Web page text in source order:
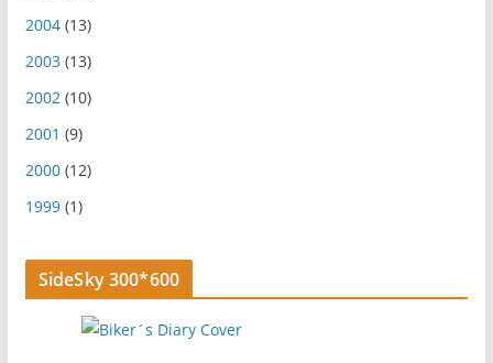
2004(13)
2003(13)
2002(10)
2001 (9)
2000(12)
1999(1)
SideSky 300*600